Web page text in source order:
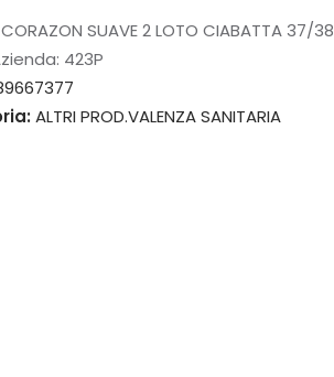
SUAVE 2 LOTO CIABATTA 37/38
423P
ALTRI PROD.VALENZA SANITARIA